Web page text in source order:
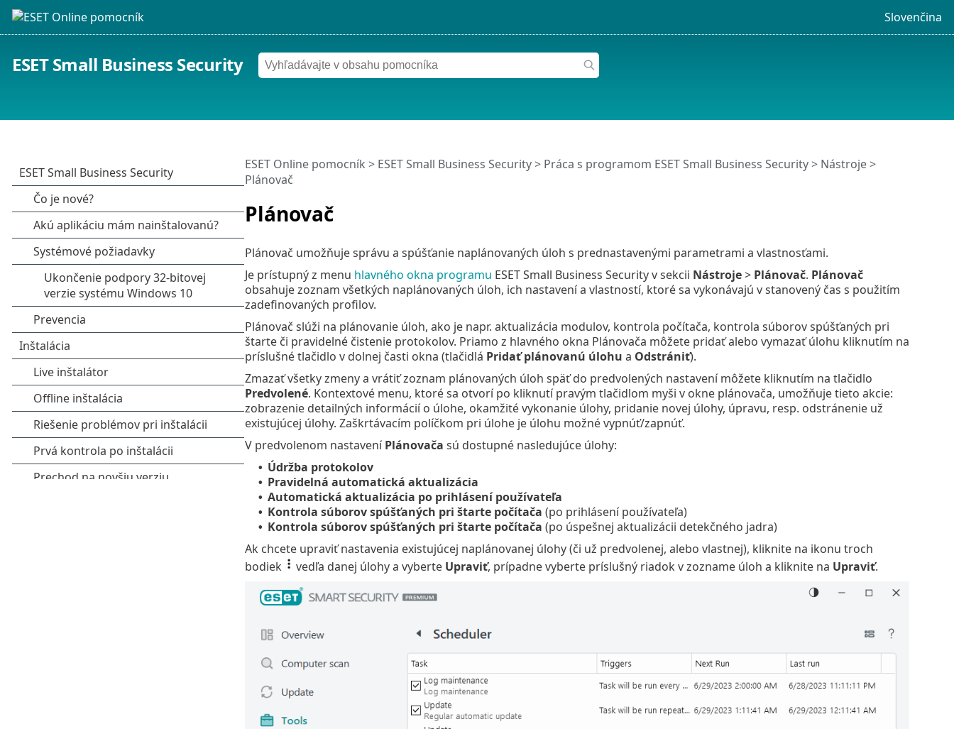
Slovenčina
ESET Small Business Security
Plánovač
ESET Online pomocník > ESET Small Business Security> Práca s programom ESET Small Business Security> Nástroje>
Plánovač
Plánovač umožňuje správu a spúšťanie naplánovaných úloh s prednastavenými parametrami a vlastnosťami.
Je prístupný z menu hlavného okna programu ESET Small Business Security v sekcii Nástroje> Plánovač. Plánovač
obsahuje zoznam všetkých naplánovaných úloh, ich nastavení a vlastností, ktoré sa vykonávajú v stanovený čas s použitím
zadefinovaných profilov.
Plánovač slúži na plánovanie úloh, ako je napr. aktualizácia modulov, kontrola počítača, kontrola súborov spúšťaných pri
štarte či pravidelné čistenie protokolov. Priamo z hlavného okna Plánovača môžete pridať alebo vymazať úlohu kliknutím na
príslušné tlačidlo v dolnej časti okna (tlačidlá Pridať plánovanú úlohu a Odstrániť).
Zmazať všetky zmeny a vrátiť zoznam plánovaných úloh späť do predvolených nastavení môžete kliknutím na tlačidlo
Predvolené. Kontextové menu, ktoré sa otvorí po kliknutí pravým tlačidlom myši v okne plánovača, umožňuje tieto akcie:
zobrazenie detailných informácií o úlohe, okamžité vykonanie úlohy, pridanie novej úlohy, úpravu, resp. odstránenie už
existujúcej úlohy. Zaškrtávacím políčkom pri úlohe je úlohu možné vypnúť/zapnúť.
V predvolenom nastaveníPlánovača sú dostupné nasledujúce úlohy:
• Údržba protokolov
• Pravidelná automatická aktualizácia
• Automatická aktualizácia po prihlásení používateľa
• Kontrola súborov spúšťaných pri štarte počítača (po prihlásení používateľa)
• Kontrola súborov spúšťaných pri štarte počítača (po úspešnej aktualizácii detekčného jadra)
Ak chcete upraviť nastavenia existujúcej naplánovanej úlohy (či už predvolenej, alebo vlastnej), kliknite na ikonu troch
bodiek
vedľa danej úlohy a vyberte Upraviť, prípadne vyberte príslušný riadok v zozname úloh a kliknite na Upraviť.